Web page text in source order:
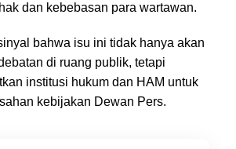
dan kebebasan para wartawan.
bahwa isu ini tidak hanya akan
di ruang publik, tetapi
institusi hukum dan HAM untuk
kebijakan Dewan Pers.